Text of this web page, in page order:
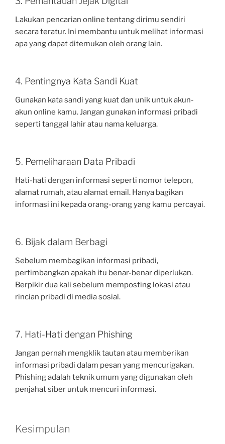
Lakukan pencarian online tentang dirimu sendiri
secara teratur. Ini membantu untuk melihat informasi
apa yang dapat ditemukan oleh orang lain.
4. Pentingnya Kata Sandi Kuat
Gunakan kata sandi yang kuat dan unik untuk akun-
akun online kamu. Jangan gunakan informasi pribadi
seperti tanggal lahir atau nama keluarga.
5. Pemeliharaan Data Pribadi
Hati-hati dengan informasi seperti nomor telepon,
alamat rumah, atau alamat email. Hanya bagikan
informasi ini kepada orang-orang yang kamu percayai.
6. Bijak dalam Berbagi
Sebelum membagikan informasi pribadi,
pertimbangkan apakah itu benar-benar diperlukan.
Berpikir dua kali sebelum memposting lokasi atau
rincian pribadi di media sosial.
7. Hati-Hati dengan Phishing
Jangan pernah mengklik tautan atau memberikan
informasi pribadi dalam pesan yang mencurigakan.
Phishing adalah teknik umum yang digunakan oleh
penjahat siber untuk mencuri informasi.
Kesimpulan